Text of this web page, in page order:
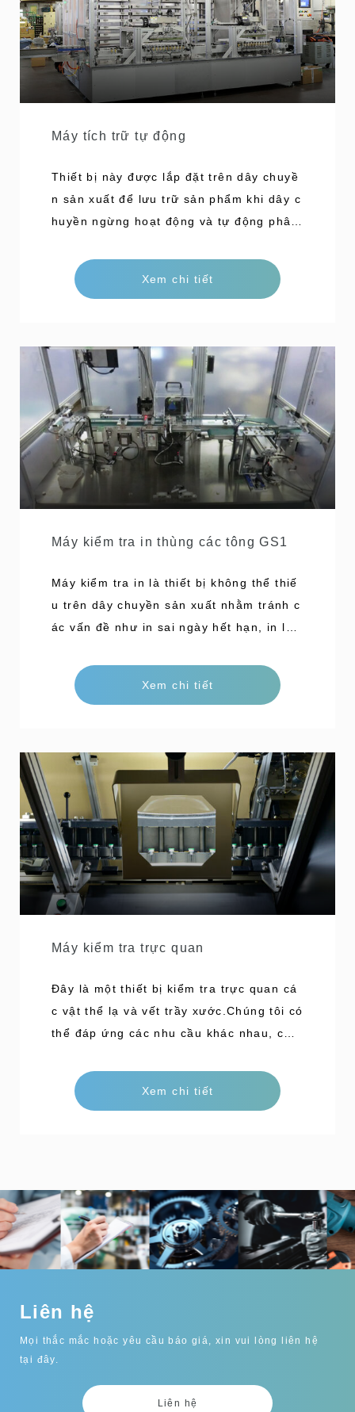
t chạm, giúp việc thay đổi chủng loại sản
Máy tích trữ tự động
Thiết bị này được lắp đặt trên dây chuyề
n sản xuất để lưu trữ sản phẩm khi dây c
huyền ngừng hoạt động và tự động phân
ại. Đây là một cỗ máy kết hợp hiệu quả l
ưu trữ và xử lý. Chúng tôi sẽ đưa ra đề x
Xem chi tiết
Máy kiểm tra in thùng các tông GS1
Máy kiểm tra in là thiết bị không thể thiế
u trên dây chuyền sản xuất nhằm tránh c
ác vấn đề như in sai ngày hết hạn, in lệc
m tra in ấn của chúng tôi cho phép bạn c
họn nhiều phương pháp vận chuyển khác
hùng/phút
Xem chi tiết
Máy kiểm tra trực quan
Đây là một thiết bị kiểm tra trực quan cá
c vật thể lạ và vết trầy xước.Chúng tôi có
thể đáp ứng các nhu cầu khác nhau, chẳ
màu trắng, v.v.), số người thực hiện kiểm
tra, năng suất.Công suất180 chai/phútĐặ
mục tiêu kiểm tra (màu đen, màu trắng,
v.v.), số người thực hiện kiểm tra, năng s
uất.Liên hệ
Xem chi tiết
Liên hệ
Mọi thắc mắc hoặc yêu cầu báo giá, xin vui lòng liên hệ
tại đây.
Liên hệ